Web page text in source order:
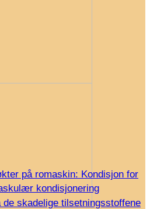
på romaskin: Kondisjon for
kondisjonering
skadelige tilsetningsstoffene